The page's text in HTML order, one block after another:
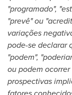
"programado",
"prevê" ou
variações
pode-se declarar
"podem",
ou podem
prospectivas